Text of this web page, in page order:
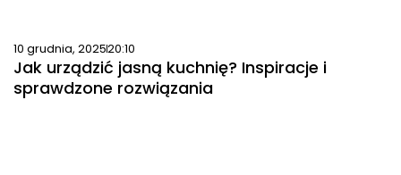
10 grudnia, 202520:10
Jak urządzić jasną kuchnię? Inspiracje i
sprawdzone rozwiązania